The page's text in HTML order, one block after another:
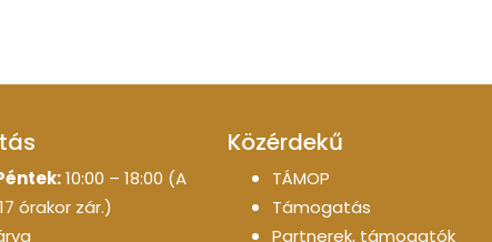
10:00 – 18:00 (A
órakor zár.)
Közérdekű
TÁMOP
Támogatás
Partnerek, támogatók